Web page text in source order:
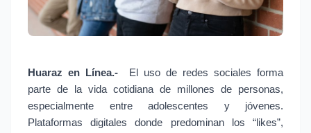
Huaraz en Línea.-
El uso de redes sociales forma
parte de la vida cotidiana de millones de personas,
especialmente entre adolescentes y jóvenes.
Plataformas digitales donde predominan los “likes”,